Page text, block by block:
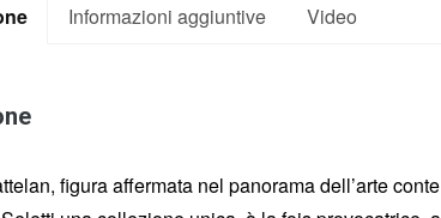
Informazioni aggiuntive Video
figura affermata nel panorama dell’arte